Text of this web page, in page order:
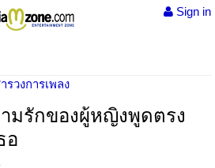
Sign in
รวงการเพลง
มรักของผู้หญิงพูดตรง
อ